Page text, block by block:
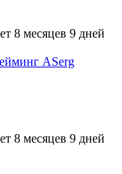
8 месяцев 9 дней
8 месяцев 9 дней